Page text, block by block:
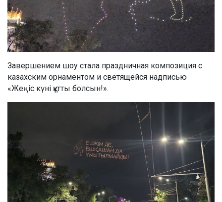
Завершением шоу стала праздничная композиция с
казахским орнаментом и светящейся надписью
«Жеңіс күні құтты болсын!».